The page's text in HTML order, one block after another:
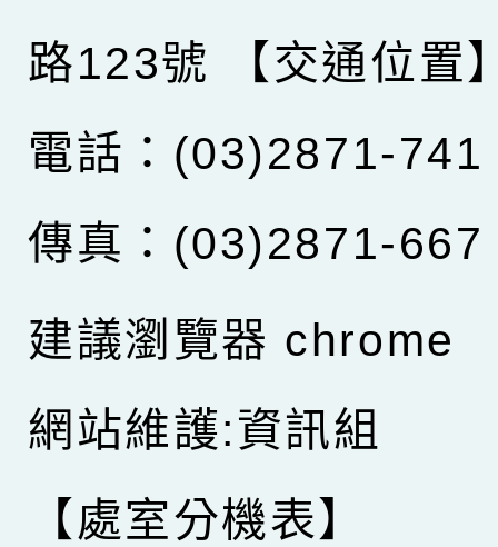
路123號
【交通位置
電話：(03)2871-741
傳真：(03)2871-667
建議瀏覽器 chrome
網站維護:資訊組
【處室分機表】